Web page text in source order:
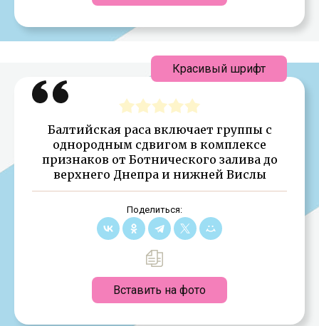
Балтийская раса включает группы с
однородным сдвигом в комплексе
признаков от Ботнического залива до
верхнего Днепра и нижней Вислы
Поделиться:
Вставить на фото
Красивый шрифт